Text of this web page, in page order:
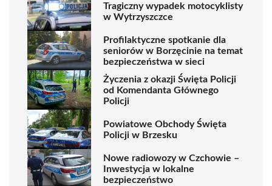
Tragiczny wypadek motocyklisty
w Wytrzyszczce
Profilaktyczne spotkanie dla
seniorów w Borzęcinie na temat
bezpieczeństwa w sieci
Życzenia z okazji Święta Policji
od Komendanta Głównego
Policji
Powiatowe Obchody Święta
Policji w Brzesku
Nowe radiowozy w Czchowie –
Inwestycja w lokalne
bezpieczeństwo